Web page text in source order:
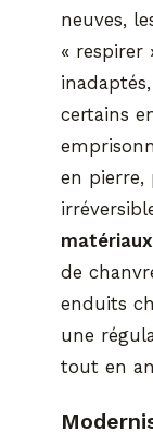
neuves,
« respirer
certains
en pierre,
de
enduits
une
tout en